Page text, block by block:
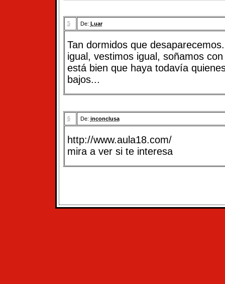
5 De: Luar
Tan dormidos que
igual, vestimos igual, soñamos
está bien que haya todavía
bajos...
6 De: inconclusa
http://www.aula18.com/
mira a ver si te interesa